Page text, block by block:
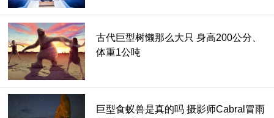
豚撞人没受伤，可真的就要偷笑。因为还曾有人被路过的大白
鲨撞倒坠海险象环生。下次若在海面上遇上饥饿的海豚或鲨
鱼，记住可千万别挡路！
古代巨型树懒那么大只 身高200公分、
体重1公吨
巨型食蚁兽是真的吗 摄影师Cabral冒雨